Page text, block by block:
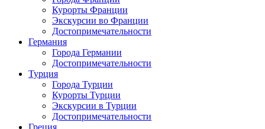
Курорты Франции
Экскурсии во Франции
Достопримечательности
Германия
Города Германии
Достопримечательности
Турция
Города Турции
Курорты Турции
Экскурсии в Турции
Достопримечательности
Греция